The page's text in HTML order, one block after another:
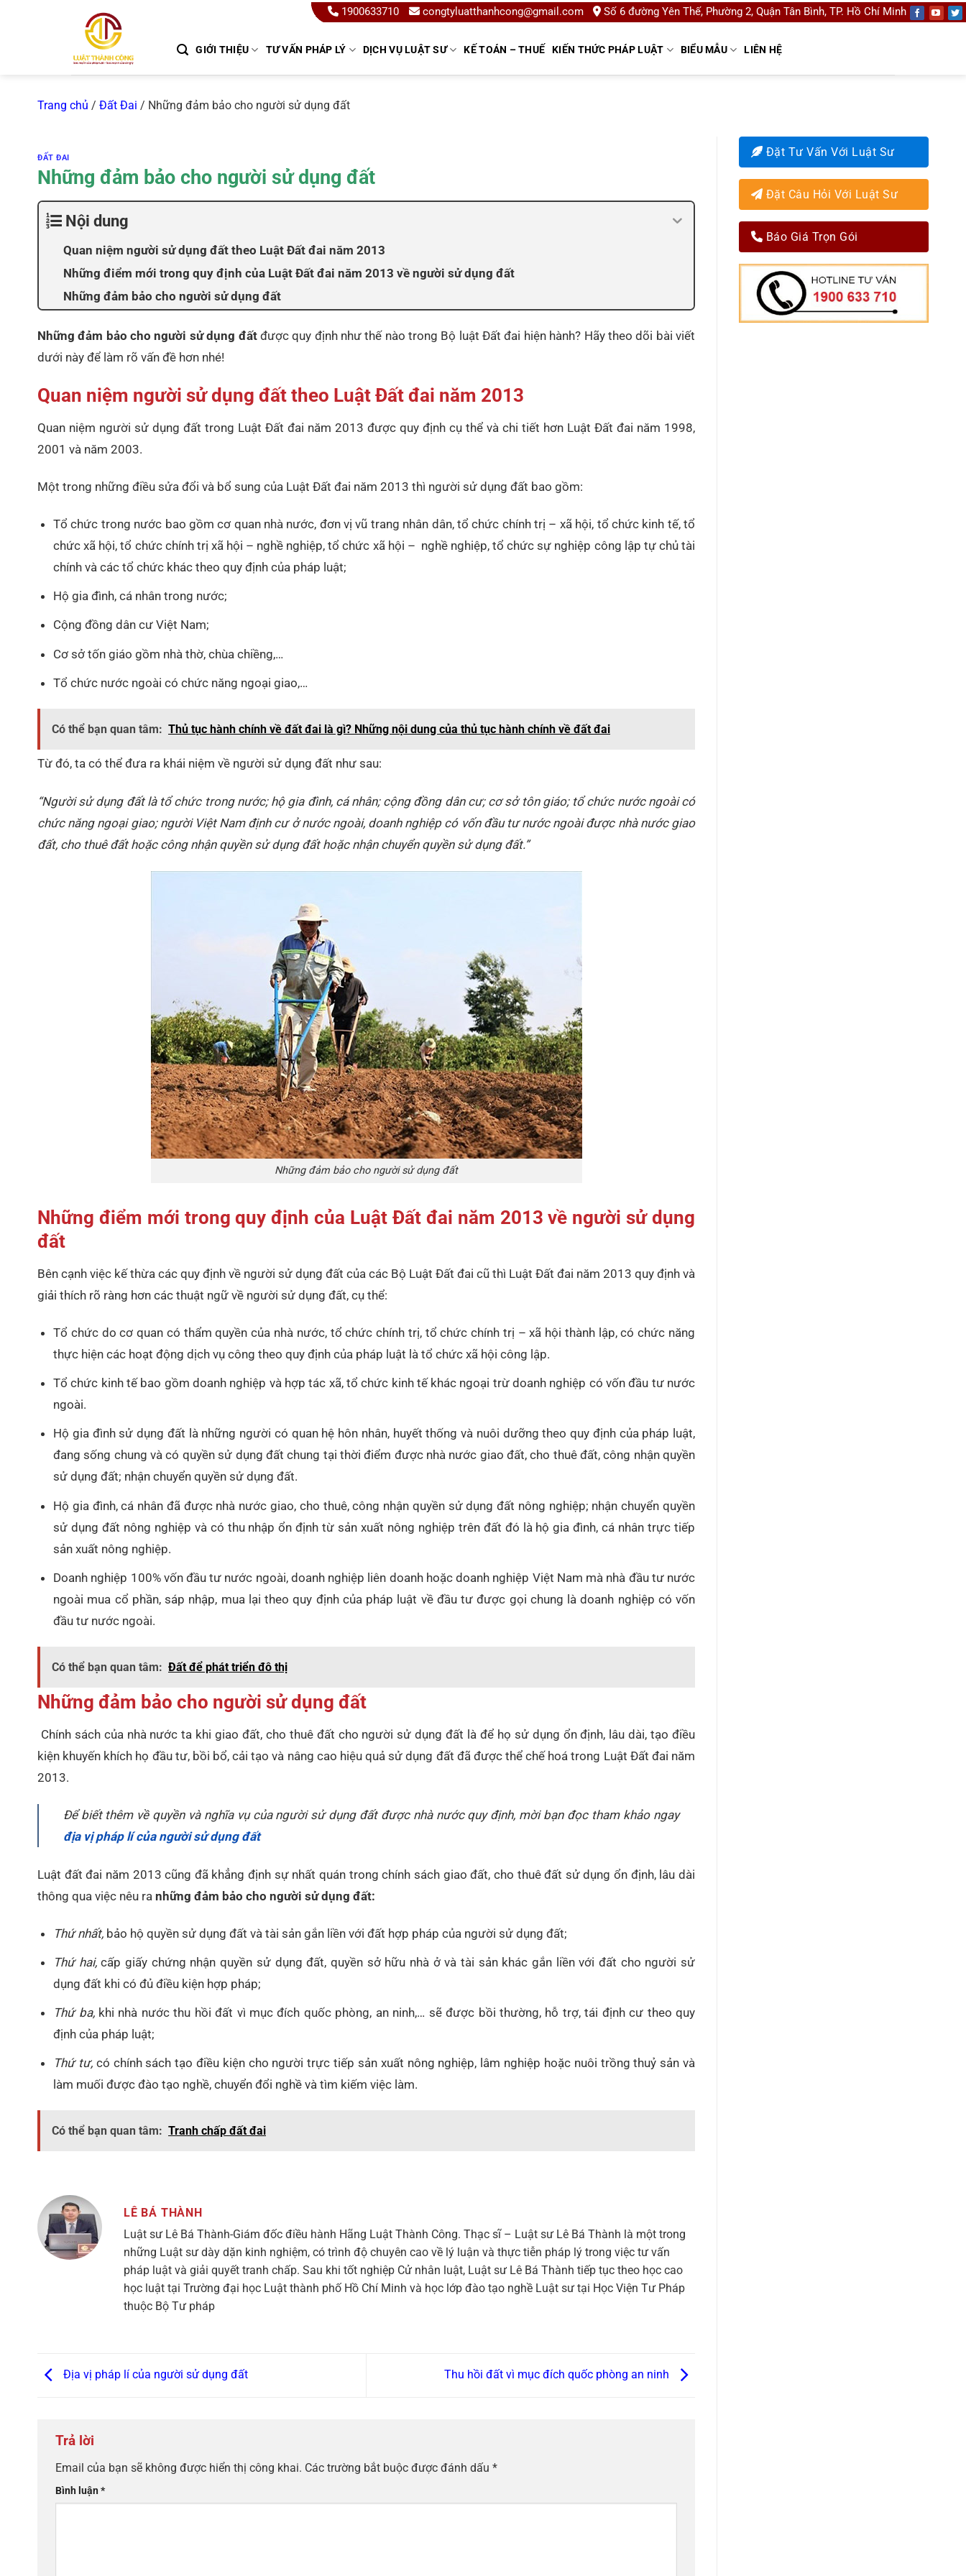
1900633710 congtyluatthanhcong@gmail.com Số 6 đường Yên Thế, Phường 2, Quận Tân Bình, TP. Hồ Chí Minh
GIỚI THIỆU TƯ VẤN PHÁP LÝ DỊCH VỤ LUẬT SƯ KẾ TOÁN – THUẾ KIẾN THỨC PHÁP LUẬT BIỂU MẪU LIÊN HỆ
Trang chủ / Đất Đai / Những đảm bảo cho người sử dụng đất
ĐẤT ĐAI
Những đảm bảo cho người sử dụng đất
Nội dung
Quan niệm người sử dụng đất theo Luật Đất đai năm 2013
Những điểm mới trong quy định của Luật Đất đai năm 2013 về người sử dụng đất
Những đảm bảo cho người sử dụng đất
Những đảm bảo cho người sử dụng đấtđược quy định như thế nào trong Bộ luật Đất đai hiện hành? Hãy theo dõi bài viết
dưới này để làm rõ vấn đề hơn nhé!
Quan niệm người sử dụng đất theo Luật Đất đai năm 2013
Quan niệm người sử dụng đất trong Luật Đất đai năm 2013 được quy định cụ thể và chi tiết hơn Luật Đất đai năm 1998,
2001 và năm 2003.
Một trong những điều sửa đổi và bổ sung của Luật Đất đai năm 2013 thì người sử dụng đất bao gồm:
Tổ chức trong nước bao gồm cơ quan nhà nước, đơn vị vũ trang nhân dân, tổ chức chính trị – xã hội, tổ chức kinh tế, tổ
chức xã hội, tổ chức chính trị xã hội – nghề nghiệp, tổ chức xã hội – nghề nghiệp, tổ chức sự nghiệp công lập tự chủ tài
chính và các tổ chức khác theo quy định của pháp luật;
Hộ gia đình, cá nhân trong nước;
Cộng đồng dân cư Việt Nam;
Cơ sở tốn giáo gồm nhà thờ, chùa chiềng,…
Tổ chức nước ngoài có chức năng ngoại giao,…
Có thể bạn quan tâm: Thủ tục hành chính về đất đai là gì? Những nội dung của thủ tục hành chính về đất đai
Từ đó, ta có thể đưa ra khái niệm về người sử dụng đất như sau:
“Người sử dụng đất là tổ chức trong nước; hộ gia đình, cá nhân; cộng đồng dân cư; cơ sở tôn giáo; tổ chức nước ngoài có
chức năng ngoại giao; người Việt Nam định cư ở nước ngoài, doanh nghiệp có vốn đầu tư nước ngoài được nhà nước giao
đất, cho thuê đất hoặc công nhận quyền sử dụng đất hoặc nhận chuyển quyền sử dụng đất.”
Những đảm bảo cho người sử dụng đất
Những điểm mới trong quy định của Luật Đất đai năm 2013 về người sử dụng
đất
Bên cạnh việc kế thừa các quy định về người sử dụng đất của các Bộ Luật Đất đai cũ thì Luật Đất đai năm 2013 quy định và
giải thích rõ ràng hơn các thuật ngữ về người sử dụng đất, cụ thể:
Tổ chức do cơ quan có thẩm quyền của nhà nước, tổ chức chính trị, tổ chức chính trị – xã hội thành lập, có chức năng
thực hiện các hoạt động dịch vụ công theo quy định của pháp luật là tổ chức xã hội công lập.
Tổ chức kinh tế bao gồm doanh nghiệp và hợp tác xã, tổ chức kinh tế khác ngoại trừ doanh nghiệp có vốn đầu tư nước
ngoài.
Hộ gia đình sử dụng đất là những người có quan hệ hôn nhân, huyết thống và nuôi dưỡng theo quy định của pháp luật,
đang sống chung và có quyền sử dụng đất chung tại thời điểm được nhà nước giao đất, cho thuê đất, công nhận quyền
sử dụng đất; nhận chuyển quyền sử dụng đất.
Hộ gia đình, cá nhân đã được nhà nước giao, cho thuê, công nhận quyền sử dụng đất nông nghiệp; nhận chuyển quyền
sử dụng đất nông nghiệp và có thu nhập ổn định từ sản xuất nông nghiệp trên đất đó là hộ gia đình, cá nhân trực tiếp
sản xuất nông nghiệp.
Doanh nghiệp 100% vốn đầu tư nước ngoài, doanh nghiệp liên doanh hoặc doanh nghiệp Việt Nam mà nhà đầu tư nước
ngoài mua cổ phần, sáp nhập, mua lại theo quy định của pháp luật về đầu tư được gọi chung là doanh nghiệp có vốn
đầu tư nước ngoài.
Có thể bạn quan tâm: Đất để phát triển đô thị
Những đảm bảo cho người sử dụng đất
Chính sách của nhà nước ta khi giao đất, cho thuê đất cho người sử dụng đất là để họ sử dụng ổn định, lâu dài, tạo điều
kiện khuyến khích họ đầu tư, bồi bổ, cải tạo và nâng cao hiệu quả sử dụng đất đã được thể chế hoá trong Luật Đất đai năm
2013.
Để biết thêm về quyền và nghĩa vụ của người sử dụng đất được nhà nước quy định, mời bạn đọc tham khảo ngay
địa vị pháp lí của người sử dụng đất
Luật đất đai năm 2013 cũng đã khẳng định sự nhất quán trong chính sách giao đất, cho thuê đất sử dụng ổn định, lâu dài
thông qua việc nêu ra những đảm bảo cho người sử dụng đất:
Thứ nhất, bảo hộ quyền sử dụng đất và tài sản gắn liền với đất hợp pháp của người sử dụng đất;
Thứ hai,cấp giấy chứng nhận quyền sử dụng đất, quyền sở hữu nhà ở và tài sản khác gắn liền với đất cho người sử
dụng đất khi có đủ điều kiện hợp pháp;
Thứ ba,khi nhà nước thu hồi đất vì mục đích quốc phòng, an ninh,… sẽ được bồi thường, hỗ trợ, tái định cư theo quy
định của pháp luật;
Thứ tư,có chính sách tạo điều kiện cho người trực tiếp sản xuất nông nghiệp, lâm nghiệp hoặc nuôi trồng thuỷ sản và
làm muối được đào tạo nghề, chuyển đổi nghề và tìm kiếm việc làm.
Có thể bạn quan tâm: Tranh chấp đất đai
LÊ BÁ THÀNH
Luật sư Lê Bá Thành-Giám đốc điều hành Hãng Luật Thành Công. Thạc sĩ – Luật sư Lê Bá Thành là một trong
những Luật sư dày dặn kinh nghiệm, có trình độ chuyên cao về lý luận và thực tiễn pháp lý trong việc tư vấn
pháp luật và giải quyết tranh chấp. Sau khi tốt nghiệp Cử nhân luật, Luật sư Lê Bá Thành tiếp tục theo học cao
học luật tại Trường đại học Luật thành phố Hồ Chí Minh và học lớp đào tạo nghề Luật sư tại Học Viện Tư Pháp
thuộc Bộ Tư pháp
Địa vị pháp lí của người sử dụng đất Thu hồi đất vì mục đích quốc phòng an ninh
Trả lời
Email của bạn sẽ không được hiển thị công khai. Các trường bắt buộc được đánh dấu *
Bình luận*
Đặt Tư Vấn Với Luật Sư
Đặt Câu Hỏi Với Luật Sư
Báo Giá Trọn Gói